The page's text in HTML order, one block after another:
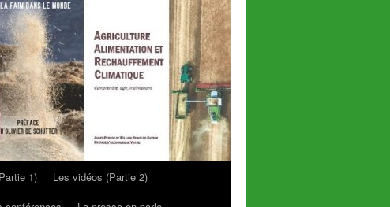
1)
Les vidéos (Partie 2)